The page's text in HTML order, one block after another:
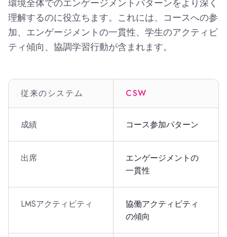
環境全体でのエンゲージメントパターンをより深く
理解するのに役立ちます。これには、コースへの参
加、エンゲージメントの一貫性、学生のアクティビ
ティ傾向、協調学習行動が含まれます。
従来のシステム CSW
成績 コース参加パターン
出席
エンゲージメントの
一貫性
LMSアクティビティ
協働アクティビティ
の傾向